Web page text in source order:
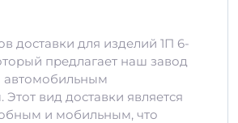
доставки для изделий 1П 6-
предлагает наш завод
автомобильным
Этот вид доставки является
и мобильным, что